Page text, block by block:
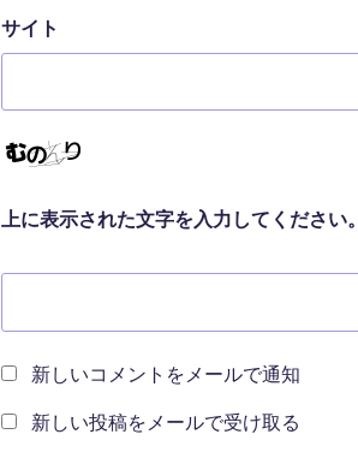
サイト
上に表示された文字を入力してください。
新しいコメントをメールで通知
新しい投稿をメールで受け取る